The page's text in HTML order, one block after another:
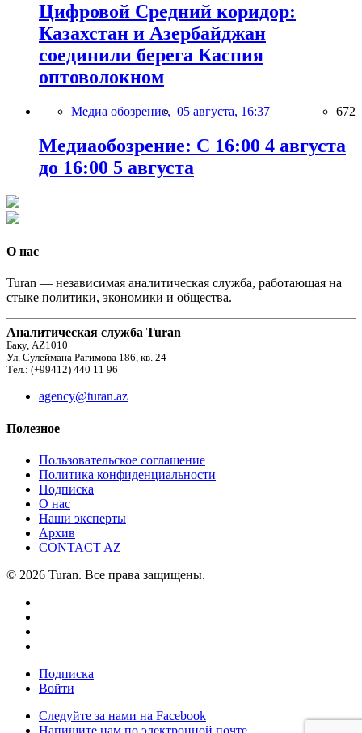
Цифровой Средний коридор:
Казахстан и Азербайджан
соединили берега Каспия
оптоволокном
Медиа обозрение, 05 августа, 16:37 672
Медиаобозрение: С 16:00 4 августа
до 16:00 5 августа
О нас
Turan — независимая аналитическая служба, работающая на
стыке политики, экономики и общества.
Аналитическая служба Turan
Баку, AZ1010
Ул. Сулеймана Рагимова 186, кв. 24
Тел.: (+99412) 440 11 96
agency@turan.az
Полезное
Пользовательское соглашение
Политика конфиденциальности
Подписка
О нас
Наши эксперты
Архив
CONTACT AZ
© 2026 Turan. Все права защищены.
Подписка
Войти
Следуйте за нами на Facebook
Напишите нам по электронной почте